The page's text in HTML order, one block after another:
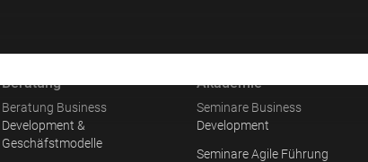
Beratung
Beratung Business
Development &
Geschäfstmodelle
Akademie
Seminare Business
Development
Seminare Agile Führung